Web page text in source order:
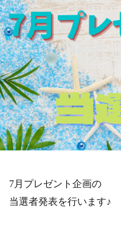
7月プレゼント企画の
当選者発表を行います♪